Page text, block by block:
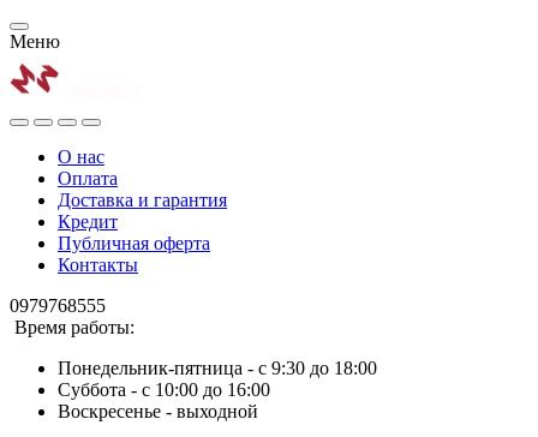
Меню
О нас
Оплата
Доставка и гарантия
Кредит
Публичная оферта
Контакты
0979768555
Время работы:
Понедельник-пятница - с 9:30 до 18:00
Суббота - с 10:00 до 16:00
Воскресенье - выходной